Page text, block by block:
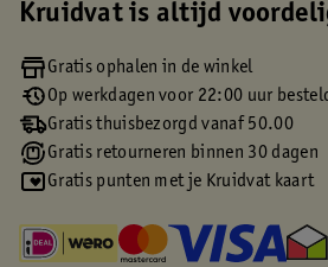
Kruidvat is altijd
Gratis ophalen in de winkel
Op werkdagen voor 22:00 uur
Gratis thuisbezorgd vanaf 50.00
Gratis retourneren binnen 30 dagen
Gratis punten met je Kruidvat kaart